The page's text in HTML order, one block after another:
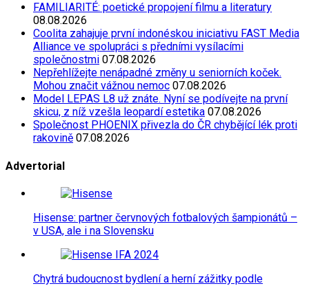
FAMILIARITÉ: poetické propojení filmu a literatury
08.08.2026
Coolita zahajuje první indonéskou iniciativu FAST Media
Alliance ve spolupráci s předními vysílacími
společnostmi 07.08.2026
Nepřehlížejte nenápadné změny u seniorních koček.
Mohou značit vážnou nemoc 07.08.2026
Model LEPAS L8 už znáte. Nyní se podívejte na první
skicu, z níž vzešla leopardí estetika 07.08.2026
Společnost PHOENIX přivezla do ČR chybějící lék proti
rakovině 07.08.2026
Advertorial
Hisense: partner červnových fotbalových šampionátů –
v USA, ale i na Slovensku
Chytrá budoucnost bydlení a herní zážitky podle